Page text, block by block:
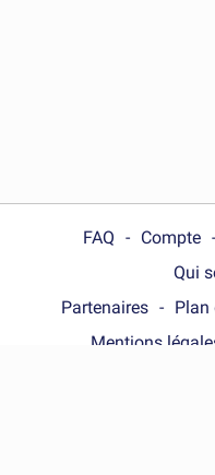
FAQ Compte
Qui
Partenaires
Plan
Mentions